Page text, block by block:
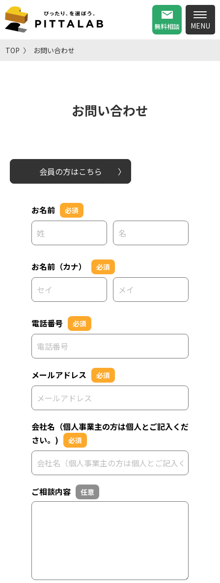
無料相談
TOP お問い合わせ
お問い合わせ
会員の方はこちら
お名前 必須
お名前（カナ） 必須
電話番号 必須
メールアドレス 必須
会社名（個人事業主の方は個人とご記入くだ
さい。)
必須
ご相談内容 任意